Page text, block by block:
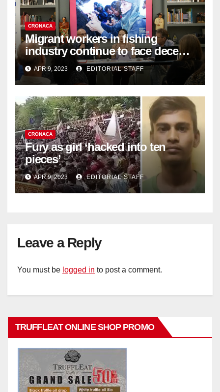
CRONACA
Migrant workers in fishing
industry continue to face decent
work deficit
APR 9, 2023 EDITORIAL STAFF
CRONACA
Fury as girl ‘hacked into ten
pieces’
APR 9, 2023 EDITORIAL STAFF
Leave a Reply
You must be logged in to post a comment.
TRUFFLEAT ONLINE SHOP PROMO